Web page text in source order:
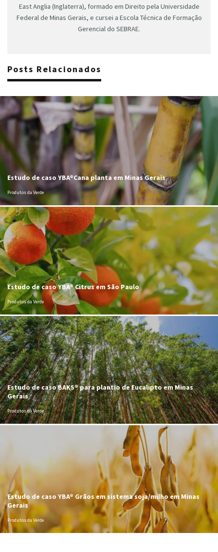
East Anglia (Inglaterra), formado em Direito pela Universidade
Federal de Minas Gerais, e cursei a Escola Técnica de Formação
Gerencial do SEBRAE.
Posts Relacionados
Estudo de caso YBA®Cana planta em Minas Gerais
Produtos da Verde
Estudo de caso YBA® Citrus em São Paulo
Produtos da Verde
Estudo de caso BAKS® para plantio de Eucalipto em Minas
Gerais
Produtos da Verde
Estudo de caso YBA® Grãos em sistema soja/milho em Minas
Gerais
Produtos da Verde